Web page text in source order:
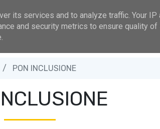
Sezione Operatori
PON INCLUSIONE
its services and to analyze traffic. Your IP
and security metrics to ensure quality